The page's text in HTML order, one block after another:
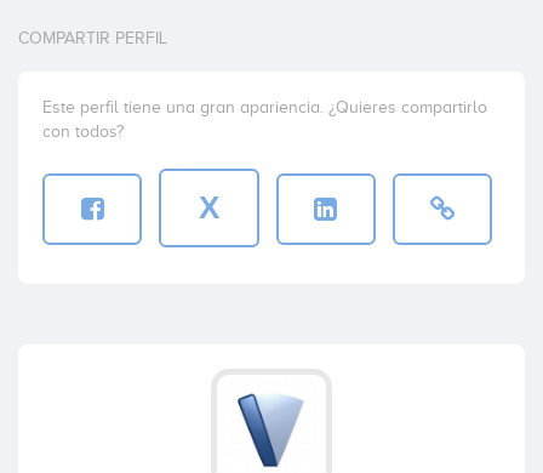
COMPARTIR PERFIL
Este perfil tiene una gran apariencia. ¿Quieres compartirlo
con todos?
X